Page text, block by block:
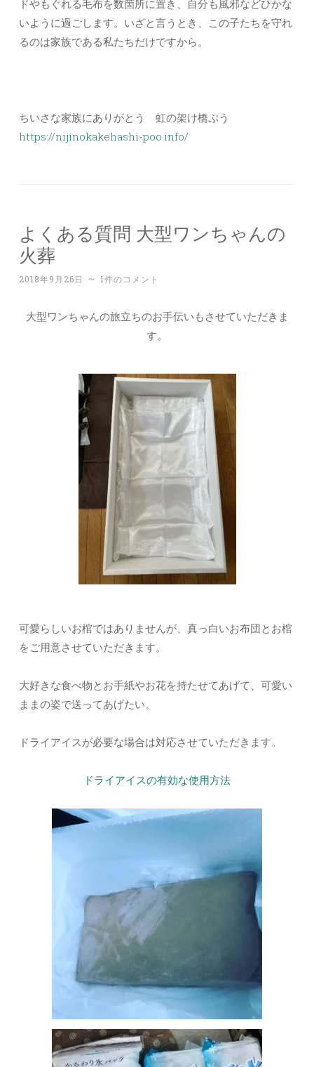
ドやもぐれる毛布を数箇所に置き、自分も風邪などひかな
いように過ごします。いざと言うとき、この子たちを守れ
るのは家族である私たちだけですから。
ちいさな家族にありがとう 虹の架け橋ぷう
https://nijinokakehashi-poo.info/
よくある質問 大型ワンちゃんの
火葬
2018年9月26日 ~ 1件のコメント
大型ワンちゃんの旅立ちのお手伝いもさせていただきま
す。
可愛らしいお棺ではありませんが、真っ白いお布団とお棺
をご用意させていただきます。
大好きな食べ物とお手紙やお花を持たせてあげて、可愛い
ままの姿で送ってあげたい。
ドライアイスが必要な場合は対応させていただきます。
ドライアイスの有効な使用方法